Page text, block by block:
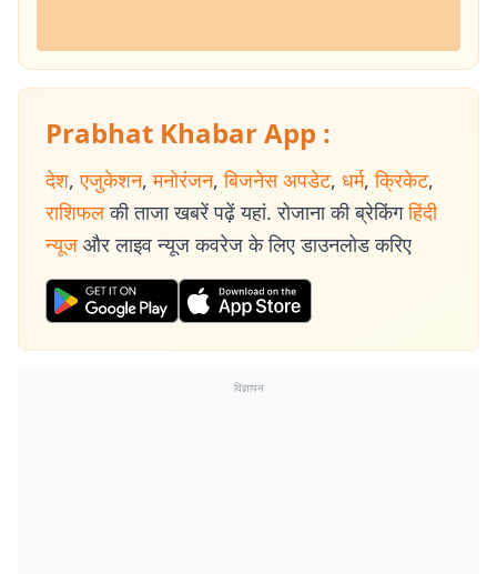
Prabhat Khabar App :
देश, एजुकेशन, मनोरंजन, बिजनेस अपडेट, धर्म, क्रिकेट,
राशिफल की ताजा खबरें पढ़ें यहां. रोजाना की ब्रेकिंग हिंदी
न्यूज और लाइव न्यूज कवरेज के लिए डाउनलोड करिए
विज्ञापन